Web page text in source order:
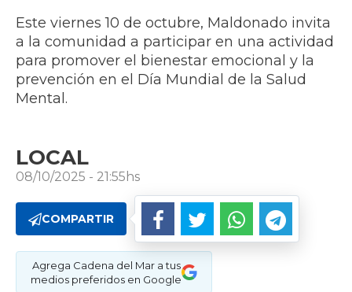
Este viernes 10 de octubre, Maldonado invita
a la comunidad a participar en una actividad
para promover el bienestar emocional y la
prevención en el Día Mundial de la Salud
Mental.
LOCAL
08/10/2025 - 21:55hs
COMPARTIR
Agrega Cadena del Mar a tus
medios preferidos en Google